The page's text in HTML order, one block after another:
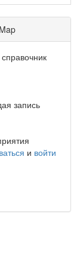
запись
и войти